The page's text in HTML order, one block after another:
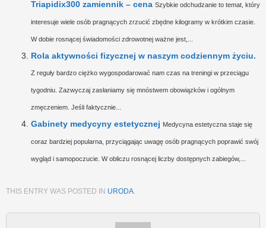
Triapidix300 zamiennik – cena Szybkie odchudzanie to temat, który
interesuje wiele osób pragnących zrzucić zbędne kilogramy w krótkim czasie.
W dobie rosnącej świadomości zdrowotnej ważne jest,...
Rola aktywności fizycznej w naszym codziennym życiu.
Z reguły bardzo ciężko wygospodarować nam czas na treningi w przeciągu
tygodniu. Zazwyczaj zasłaniamy się mnóstwem obowiązków i ogólnym
zmęczeniem. Jeśli faktycznie...
Gabinety medycyny estetycznej Medycyna estetyczna staje się
coraz bardziej popularna, przyciągając uwagę osób pragnących poprawić swój
wygląd i samopoczucie. W obliczu rosnącej liczby dostępnych zabiegów,...
THIS ENTRY WAS POSTED IN URODA